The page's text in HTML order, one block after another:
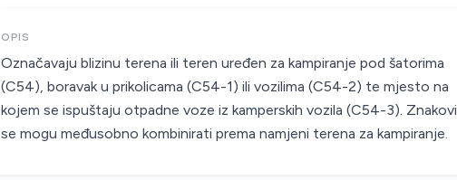
OPIS
Označavaju blizinu terena ili teren uređen za kampiranje pod šatorima
(C54), boravak u prikolicama (C54-1) ili vozilima (C54-2) te mjesto na
kojem se ispuštaju otpadne voze iz kamperskih vozila (C54-3). Znakovi
se mogu međusobno kombinirati prema namjeni terena za kampiranje.